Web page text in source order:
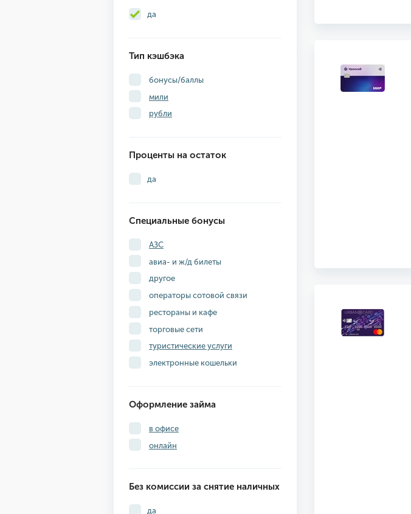
да
Тип кэшбэка
бонусы/баллы
мили
рубли
Проценты на остаток
да
Специальные бонусы
АЗС
авиа- и ж/д билеты
другое
операторы сотовой связи
рестораны и кафе
торговые сети
туристические услуги
электронные кошельки
Оформление займа
в офисе
онлайн
Без комиссии за снятие наличных
да